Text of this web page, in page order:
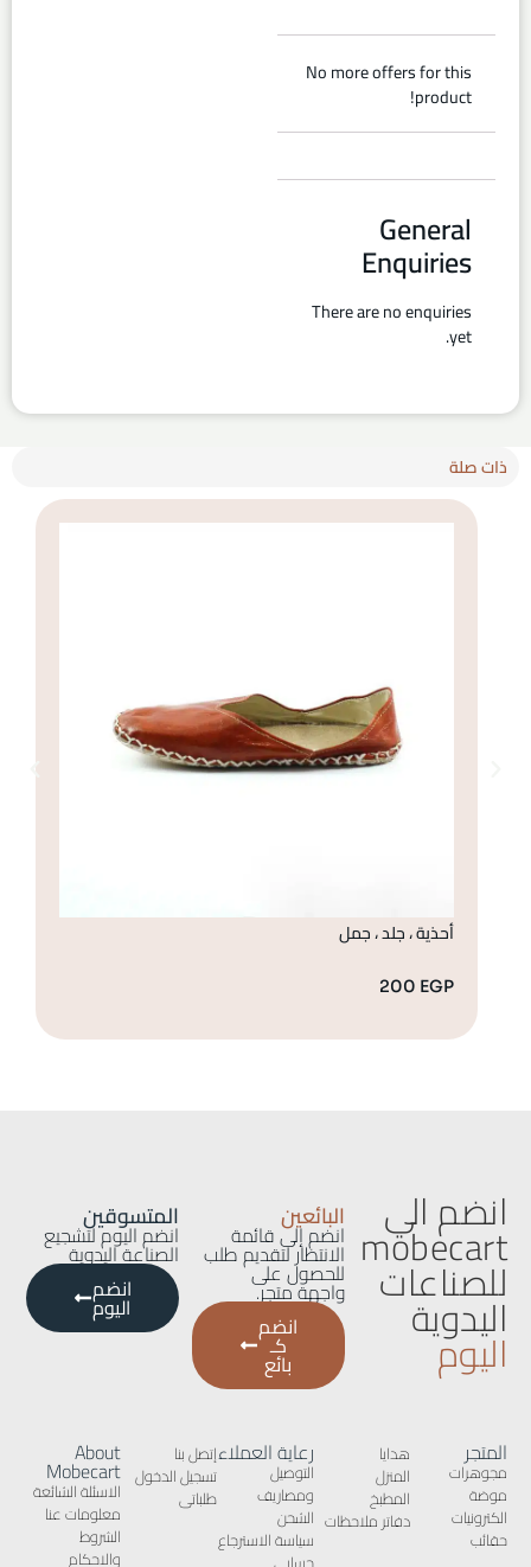
No more offers for this
product!
General
Enquiries
There are no enquiries
yet.
ذات صلة
أحذية ، جلد ، جمل
200 EGP
انضم الي
mobecart
للصناعات
اليدوية
اليوم
البائعين
انضم إلى قائمة
الانتظار لتقديم طلب
للحصول على
واجهة متجر.
انضم
كـ
بائع
المتسوقين
انضم اليوم لتشجيع
الصناعة اليدوية
انضم
اليوم
المتجر
مجوهرات
موضة
الكترونيات
حقائب
هدايا
المنزل
المطبخ
دفاتر ملاحظات
رعاية العملاء
التوصيل
ومصاريف
الشحن
سياسة الاسترجاع
إتصل بنا
تسجيل الدخول
طلباتى
About
Mobecart
الاسئلة الشائعة
معلومات عنا
الشروط
والاحكام